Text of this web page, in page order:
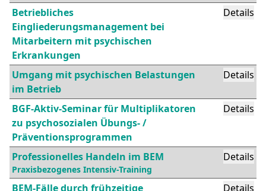
Betriebliches
Eingliederungsmanagement bei
Mitarbeitern mit psychischen
Erkrankungen
Details
Umgang mit psychischen Belastungen
im Betrieb
Details
BGF-Aktiv-Seminar für Multiplikatoren
zu psychosozialen Übungs- /
Präventionsprogrammen
Details
Professionelles Handeln im BEM
Praxisbezogenes Intensiv-Training
Details
BEM-Fälle durch frühzeitige
Details